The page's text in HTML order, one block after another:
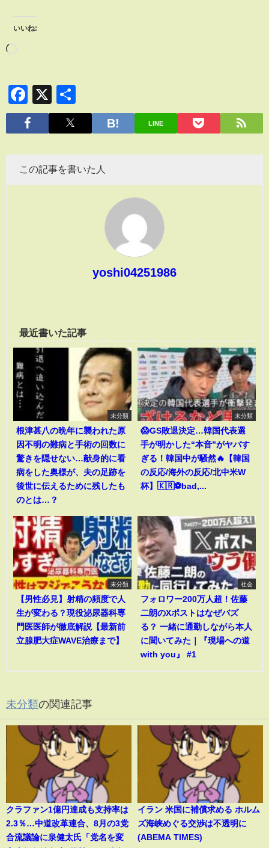
いいね:
Facebook
X
有
LINE
この記事を書いた人
yoshi04251986
最近書いた記事
未分類
根津甚八の晩年に襲われた原
因不明の難病と手術の回数に
驚きを隠せない…献身的に看
病をした奥様が、夫の足跡を
後世に伝えるために残したも
のとは…？
未分類
😱GS敗退決定…韓国代表選
手が明かした“本音”がヤバす
ぎる！韓国中が騒然🔥【韓国
の反応/海外の反応/北中米W
杯】🇰🇷⚽bad,...
未分類
【男性必見】射精の頻度で人
生が変わる？現役泌尿器科専
門医医師が徹底解説【最新前
立腺肥大症WAVE治療まで】
社会
フォロワー200万人超！佐藤
二朗のXポストはなぜバズ
る？ 一緒に通勤しながら本人
に聞いてみた｜『現場への道
with you』 #1
未分類の関連記事
クラファン1億円達成も支持率は
2.3％…中道改革連合、8月の3党
合流議論に泉健太氏「党名を変
イラン 米国に補償求める ホルム
ズ海峡めぐる交渉は不透明に
(ABEMA TIMES)